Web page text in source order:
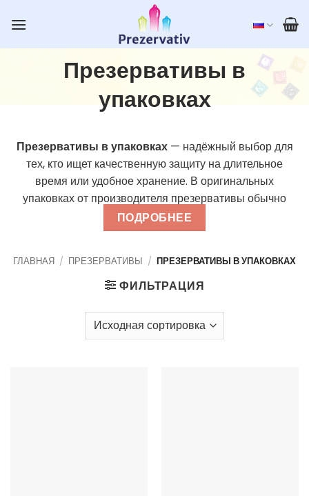
Презервативы в
упаковках
Презервативы в упаковках— надёжный выбор для
тех, кто ищет качественную защиту на длительное
время или удобное хранение. В оригинальных
упаковках от производителя презервативы обычно
фасуются от 3 до 40 штук — идеально подходят как для
повседневного использования, так и для путешествий
— от классических до ароматизированных или
рельефных вариантов. Покупайтепрезервативы в
Prezervativ.lv, с быстрой и конфиденциальной
доставкой по всейЛатвии.
ПОДРОБНЕЕ
ГЛАВНАЯ / ПРЕЗЕРВАТИВЫ / ПРЕЗЕРВАТИВЫ В УПАКОВКАХ
ФИЛЬТРАЦИЯ